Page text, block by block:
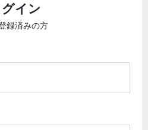
グイン
録済みの方